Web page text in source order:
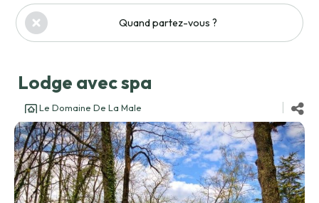
Quand partez-vous ?
Lodge avec spa
Le Domaine De La Male